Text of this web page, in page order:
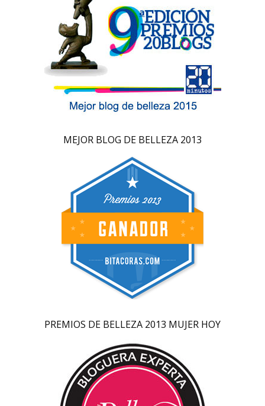
MEJOR BLOG DE BELLEZA 2013
PREMIOS DE BELLEZA 2013 MUJER HOY